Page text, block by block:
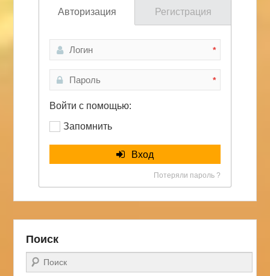
Авторизация Регистрация
*
*
Войти с помощью:
Запомнить
Вход
Потеряли пароль ?
Поиск
Поиск